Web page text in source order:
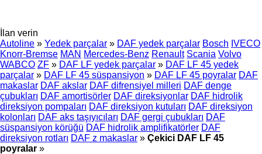
İlan verin
Autoline » Yedek parçalar » DAF yedek parçalar Bosch IVECO
Knorr-Bremse MAN Mercedes-Benz Renault Scania Volvo
WABCO ZF » DAF LF yedek parçalar » DAF LF 45 yedek
parçalar » DAF LF 45 süspansiyon » DAF LF 45 poyralar DAF
makaslar DAF akslar DAF difrensiyel milleri DAF denge
çubukları DAF amortisörler DAF direksiyonlar DAF hidrolik
direksiyon pompaları DAF direksiyon kutuları DAF direksiyon
kolonları DAF aks taşıyıcıları DAF gergi çubukları DAF
süspansiyon körüğü DAF hidrolik amplifikatörler DAF
direksiyon rotları DAF z makaslar » Çekici DAF LF 45
poyralar »